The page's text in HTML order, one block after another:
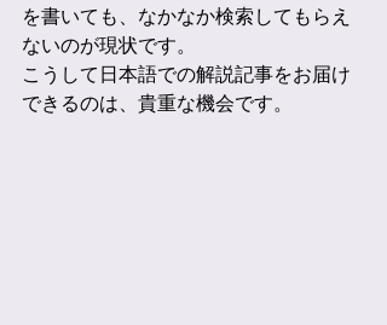
を書いても、なかなか検索してもらえ
ないのが現状です。
こうして日本語での解説記事をお届け
できるのは、貴重な機会です。